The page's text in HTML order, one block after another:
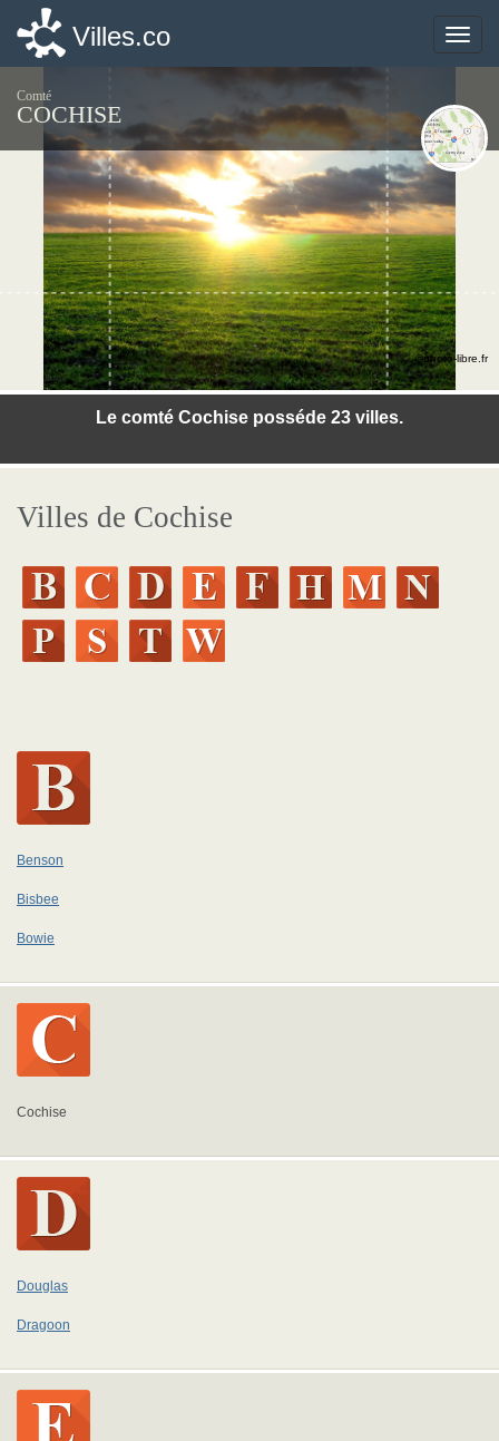
Toggle
Villes.co
Comté
COCHISE
Le comté Cochise posséde 23 villes.
©photo-libre.fr
Villes de Cochise
Benson
Bisbee
Bowie
Cochise
Douglas
Dragoon
Toggle
Villes.co